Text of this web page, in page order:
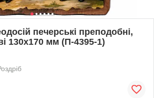
печерські преподобні,
130х170 мм (П-4395-1)